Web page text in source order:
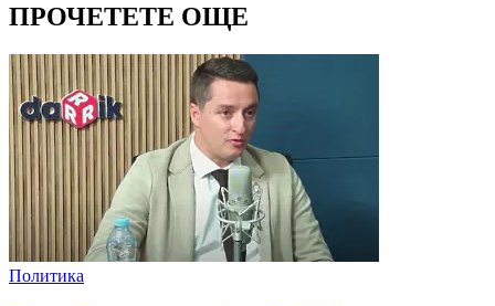
ПРОЧЕТЕТЕ ОЩЕ
Политика